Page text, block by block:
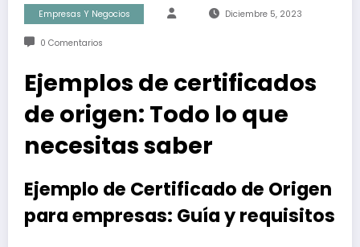
Empresas Y Negocios Diciembre 5, 2023
0 Comentarios
Ejemplos de certificados
de origen: Todo lo que
necesitas saber
Ejemplo de Certificado de Origen
para empresas: Guía y requisitos